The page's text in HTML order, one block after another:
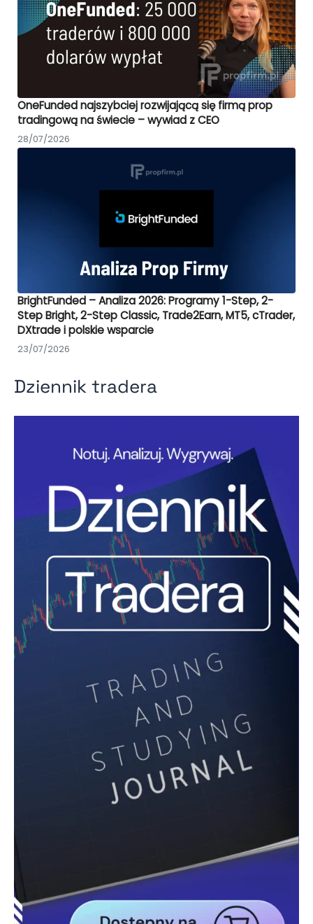
OneFunded najszybciej rozwijającą się firmą prop
tradingową na świecie – wywiad z CEO
28/07/2026
BrightFunded – Analiza 2026: Programy 1-Step, 2-
Step Bright, 2-Step Classic, Trade2Earn, MT5, cTrader,
DXtrade i polskie wsparcie
23/07/2026
Dziennik tradera